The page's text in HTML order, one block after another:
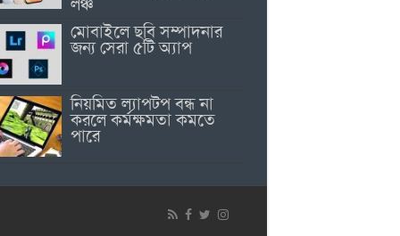
মোবাইলে ছবি সম্পাদনার
জন্য সেরা ৫টি অ্যাপ
নিয়মিত ল্যাপটপ বন্ধ না
করলে কর্মক্ষমতা কমতে
পারে